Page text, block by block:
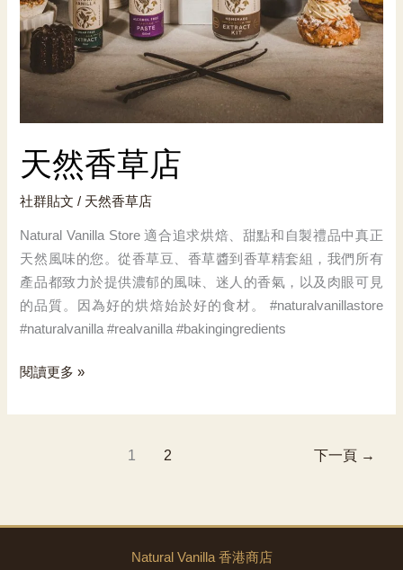
天然香草店
社群貼文 / 天然香草店
Natural Vanilla Store 適合追求烘焙、甜點和自製禮品中真正
天然風味的您。從香草豆、香草醬到香草精套組，我們所有
產品都致力於提供濃郁的風味、迷人的香氣，以及肉眼可見
的品質。因為好的烘焙始於好的食材。 #naturalvanillastore
#naturalvanilla #realvanilla #bakingingredients
天
香
閱讀更多 »
1 2 下一頁 →
Natural Vanilla 香港商店